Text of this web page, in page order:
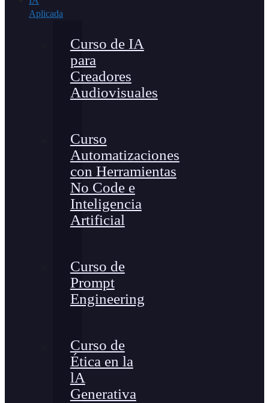
Aplicada
Curso de IA
para
Creadores
Audiovisuales
Curso
Automatizaciones
con Herramientas
No Code e
Inteligencia
Artificial
Curso de
Prompt
Engineering
Curso de
Ética en la
lA
Generativa